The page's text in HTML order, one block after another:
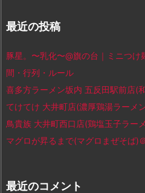
最近の投稿
豚星。〜乳化〜@旗の台｜ミニつ
間・行列・ルール
喜多方ラーメン坂内 五反田駅前店(
てけてけ 大井町店(濃厚鶏湯ラーメ
鳥貴族 大井町西口店(鶏塩玉子ラー
マグロが昇るまで(マグロまぜそば)
最近のコメント